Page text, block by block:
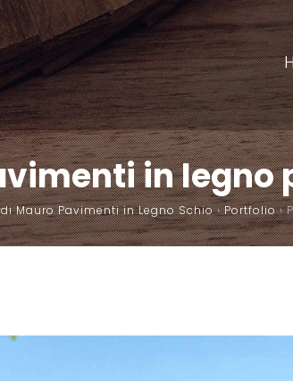
in legno
Mauro Pavimenti in Legno Schio›Portfolio›